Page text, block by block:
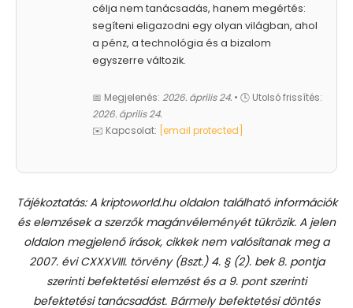
célja nem tanácsadás, hanem megértés:
segíteni eligazodni egy olyan világban, ahol
a pénz, a technológia és a bizalom
egyszerre változik.
📅 Megjelenés: 2026. április 24. • 🕓 Utolsó frissítés:
2026. április 24.
✉️ Kapcsolat:
[email protected]
Tájékoztatás: A kriptoworld.hu oldalon található információk
és elemzések a szerzők magánvéleményét tükrözik. A jelen
oldalon megjelenő írások, cikkek nem valósítanak meg a
2007. évi CXXXVIII. törvény (Bszt.) 4. § (2). bek 8. pontja
szerinti befektetési elemzést és a 9. pont szerinti
befektetési tanácsadást. Bármely befektetési döntés